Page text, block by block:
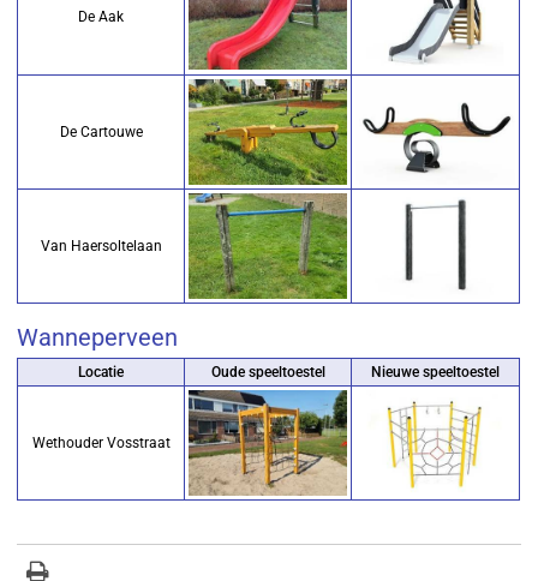
De Aak
De Cartouwe
Van Haersoltelaan
Wanneperveen
Locatie Oude speeltoestel Nieuwe speeltoestel
Wethouder Vosstraat